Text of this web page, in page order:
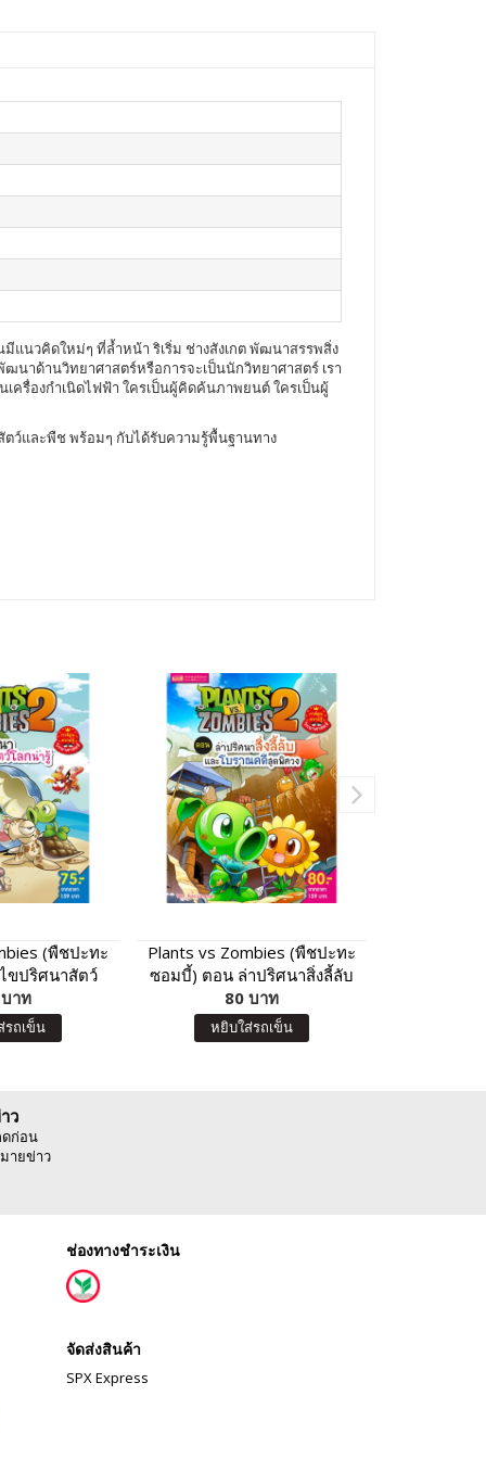
นวคิดใหม่ๆ ที่ล้ำหน้า ริเริ่ม ช่างสังเกต พัฒนาสรรพสิ่ง
นาด้านวิทยาศาสตร์หรือการจะเป็นนักวิทยาศาสตร์ เรา
ครื่องกำเนิดไฟฟ้า ใครเป็นผู้คิดค้นภาพยนต์ ใครเป็นผู้
ตว์และพืช พร้อมๆ กับได้รับความรู้พื้นฐานทาง
(พืชปะทะ
ขปริศนาสัตว์
น่ารู้
าท
รถเข็น
Plants vs Zombies (พืชปะทะ
ซอมบี้) ตอน ล่าปริศนาสิ่งลี้ลับ
และโบราณคดีสุดพิศวง
80 บาท
หยิบใส่รถเข็น
ว
ก่อน
ายข่าว
ช่องทางชำระเงิน
จัดส่งสินค้า
SPX Express